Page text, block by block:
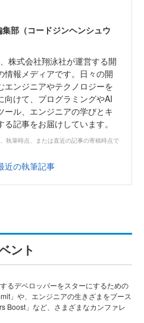
部（コードジンヘンシュウ
株式会社翔泳社が運営する開
情報メディアです。日々の開
エンジニアやテクノロジーを
向けて、プログラミングやAI
ール、エンジニアの学びとキ
る記事をお届けしています。
執筆時点、または直近の記事の寄稿時点で
近の執筆記事
ント
るデベロッパーをスターにするための
」や、エンジニアの生きざまをブース
Boost」など、さまざまなカンファレ